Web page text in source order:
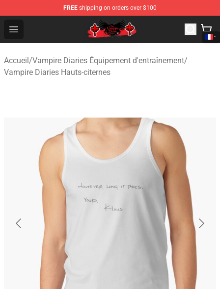
FREE shipping on orders over $100
Open menu
The Vampire Diaries Shop - Official The Vampire
Accueil/Vampire Diaries Équipement d'entraînement/
Vampire Diaries Hauts-citernes